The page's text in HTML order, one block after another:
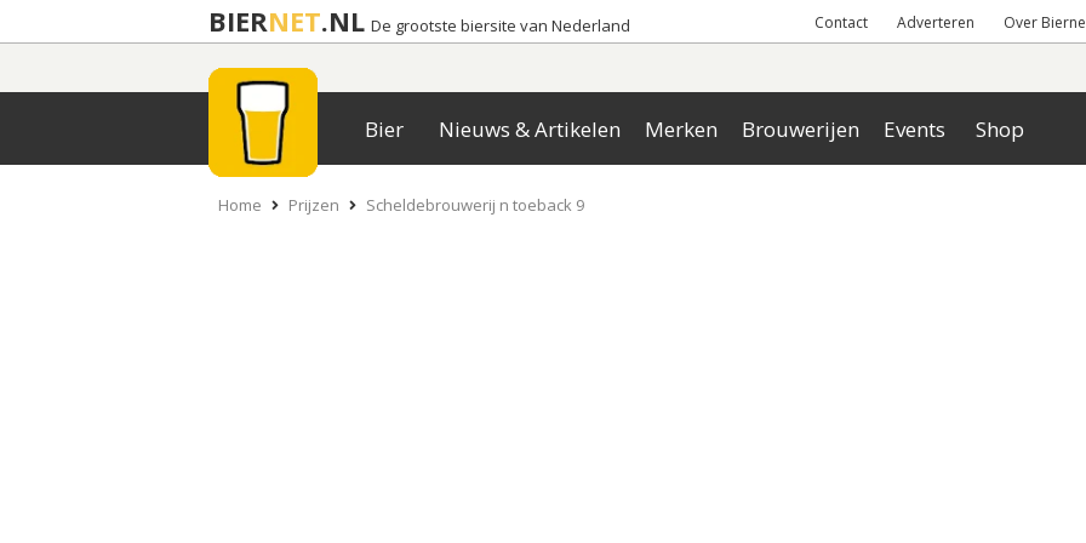
BIERNET.NL De grootste biersite van Nederland Contact Adverteren Over
Bier Nieuws & Artikelen Merken Brouwerijen Events Shop
Home Prijzen Scheldebrouwerij n toeback 9